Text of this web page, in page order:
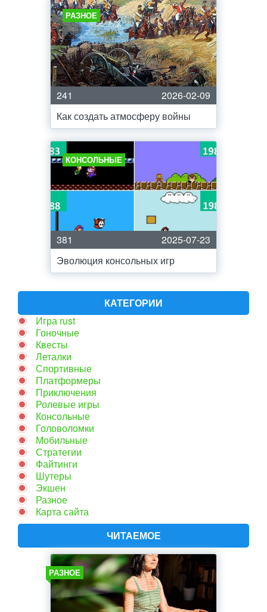
РАЗНОЕ
241
2026-02-09
Как создать атмосферу войны
КОНСОЛЬНЫЕ
381
2025-07-23
Эволюция консольных игр
КАТЕГОРИИ
Игра rust
Гоночные
Квесты
Леталки
Спортивные
Платформеры
Приключения
Ролевые игры
Консольные
Головоломки
Мобильные
Стратегии
Файтинги
Шутеры
Экшен
Разное
Карта сайта
ЧИТАЕМОЕ
РАЗНОЕ